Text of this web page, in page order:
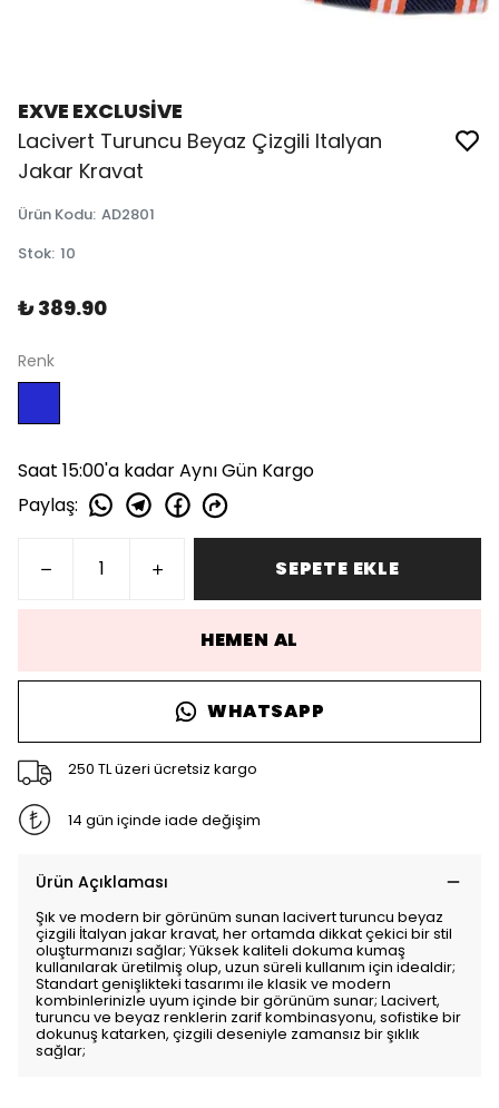
EXVE EXCLUSİVE
Lacivert Turuncu Beyaz Çizgili Italyan
Jakar Kravat
Ürün Kodu: AD2801
Stok: 10
₺ 389.90
Renk
Saat 15:00'a kadar Aynı Gün Kargo
Paylaş:
SEPETE EKLE
HEMEN AL
WHATSAPP
250 TL üzeri ücretsiz kargo
14 gün içinde iade değişim
Ürün Açıklaması
Şık ve modern bir görünüm sunan lacivert turuncu beyaz
çizgili İtalyan jakar kravat, her ortamda dikkat çekici bir stil
oluşturmanızı sağlar; Yüksek kaliteli dokuma kumaş
kullanılarak üretilmiş olup, uzun süreli kullanım için idealdir;
Standart genişlikteki tasarımı ile klasik ve modern
kombinlerinizle uyum içinde bir görünüm sunar; Lacivert,
turuncu ve beyaz renklerin zarif kombinasyonu, sofistike bir
dokunuş katarken, çizgili deseniyle zamansız bir şıklık
sağlar;